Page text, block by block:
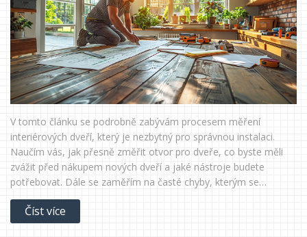
V tomto článku se podrobně zabývám procesem měření
interiérových dveří, který je nezbytný pro správnou instalaci.
Naučím vás, jak přesně změřit otvor pro dveře, co byste měli
zvážit před nákupem nových dveří a jaké nástroje budete
potřebovat. Dále se zaměřím na časté chyby, kterým se
vyhnout, a doporučím, jak vybrat správné dveře pro váš interiér.
Číst více